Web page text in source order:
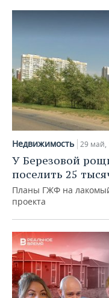
Недвижимость 29 май,
У Березовой
поселить 25
Планы ГЖФ на
проекта